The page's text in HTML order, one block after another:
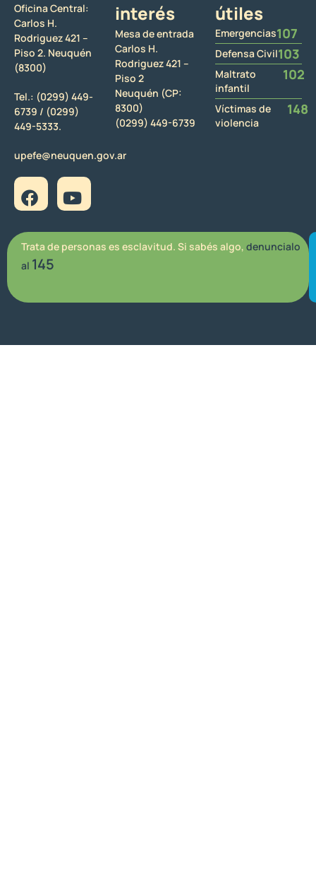
Oficina Central:
Carlos H.
Rodriguez 421 –
Piso 2. Neuquén
(8300)
Tel.: (0299) 449-
6739 / (0299)
449-5333.
upefe@neuquen.gov.ar
interés
Mesa de entrada
Carlos H.
Rodriguez 421 –
Piso 2
Neuquén (CP:
8300)
(0299) 449-6739
útiles
Emergencias107
Defensa Civil103
Maltrato
infantil
102
Víctimas de
violencia
148
Trata de personas es esclavitud. Si sabés algo, denuncialo
al 145